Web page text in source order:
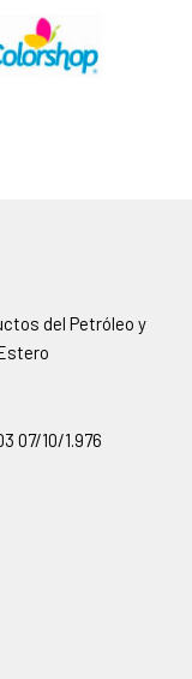
del Petróleo y
07/10/1.976